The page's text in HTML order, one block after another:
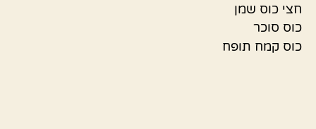
חצי כוס שמן
כוס סוכר
כוס קמח תופח